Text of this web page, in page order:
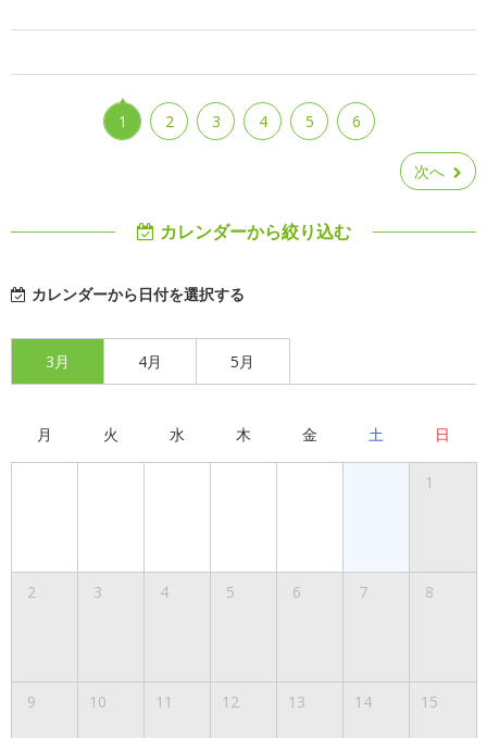
1 2 3 4 5 6
次へ
カレンダーから絞り込む
カレンダーから日付を選択する
3月 4月 5月
月 火 水 木 金 土 日
1
2 3 4 5 6 7 8
9 10 11 12 13 14 15